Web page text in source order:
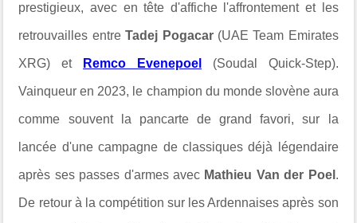
prestigieux, avec en tête d'affiche l'affrontement et les
retrouvailles entreTadej Pogacar(UAE Team Emirates
XRG) et Remco Evenepoel (Soudal Quick-Step).
Vainqueur en 2023, le champion du monde slovène aura
comme souvent la pancarte de grand favori, sur la
lancée d'une campagne de classiques déjà légendaire
après ses passes d'armes avec Mathieu Van der Poel .
De retour à la compétition sur les Ardennaises après son